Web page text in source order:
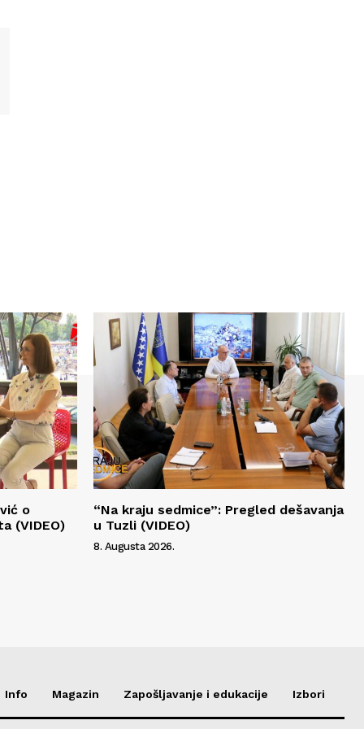
o
(VIDEO)
“Na kraju sedmice”: Pregled dešavanja
u Tuzli (VIDEO)
8. Augusta 2026.
Info Magazin Zapošljavanje i edukacije Izbori